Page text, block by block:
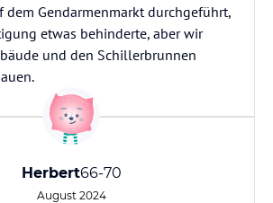
dem Gendarmenmarkt durchgeführt,
etwas behinderte, aber wir
und den Schillerbrunnen
Herbert66-70
August 2024